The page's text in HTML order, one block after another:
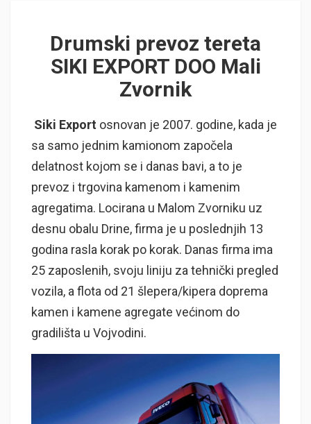
Drumski prevoz tereta
SIKI EXPORT DOO Mali
Zvornik
Siki Export osnovan je 2007. godine, kada je
sa samo jednim kamionom započela
delatnost kojom se i danas bavi, a to je
prevoz i trgovina kamenom i kamenim
agregatima. Locirana u Malom Zvorniku uz
desnu obalu Drine, firma je u poslednjih 13
godina rasla korak po korak. Danas firma ima
25 zaposlenih, svoju liniju za tehnički pregled
vozila, a flota od 21 šlepera/kipera doprema
kamen i kamene agregate većinom do
gradilišta u Vojvodini.